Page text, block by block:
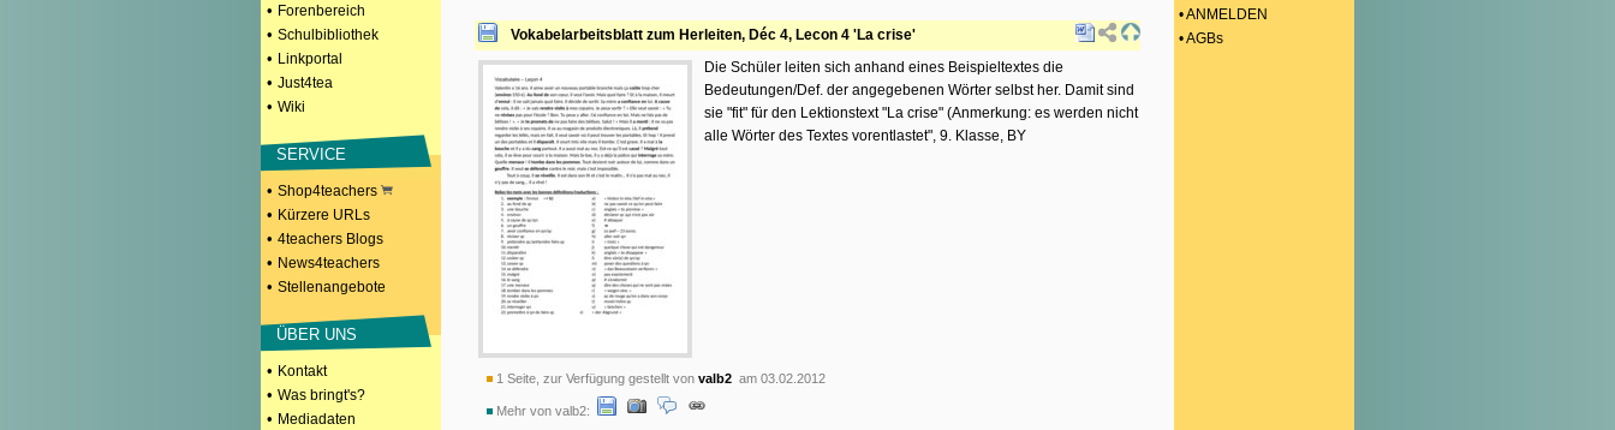
• Forenbereich
• Schulbibliothek
• Linkportal
• Just4tea
• Wiki
SERVICE
• Shop4teachers
• Kürzere URLs
• 4teachers Blogs
• News4teachers
• Stellenangebote
ÜBER UNS
• Kontakt
• Was bringt's?
• Mediadaten
Vokabelarbeitsblatt zum Herleiten, Déc 4, Lecon 4 'La crise'
Die Schüler leiten sich anhand eines Beispieltextes die
Bedeutungen/Def. der angegebenen Wörter selbst her. Damit sind
sie "fit" für den Lektionstext "La crise" (Anmerkung: es werden nicht
alle Wörter des Textes vorentlastet", 9. Klasse, BY
1 Seite, zur Verfügung gestellt von valb2 am 03.02.2012
Mehr von valb2:
• ANMELDEN
• AGBs